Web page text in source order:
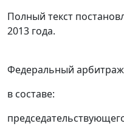
Полный текст
2013 года.
Федеральный
в составе: